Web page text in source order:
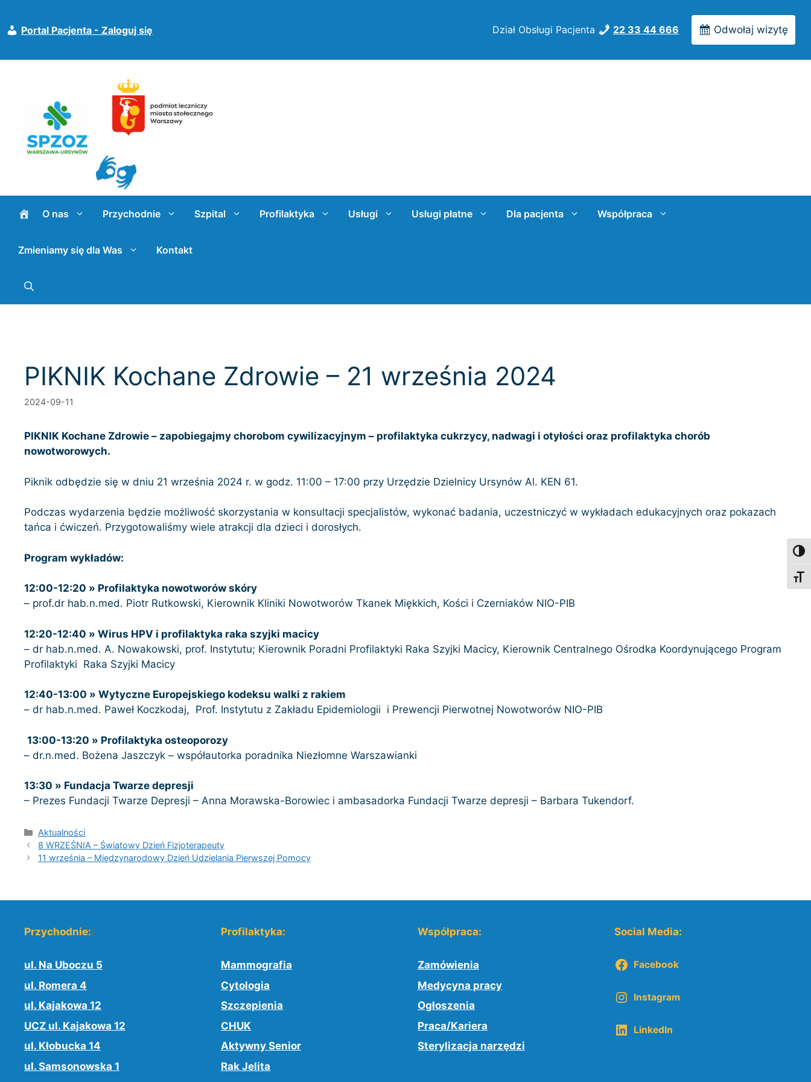
treści
Dział Obsługi Pacjenta 22 33 44 666 Odwołaj wizytę
Portal Pacjenta - Zaloguj się
O nas Przychodnie Szpital Profilaktyka Usługi Usługi płatne Dla pacjenta Współpraca
Zmieniamy się dla Was Kontakt
PIKNIK Kochane Zdrowie – 21 września 2024
2024-09-11
PIKNIK Kochane Zdrowie – zapobiegajmy chorobom cywilizacyjnym – profilaktyka cukrzycy, nadwagi i otyłości oraz profilaktyka chorób
nowotworowych.
Piknik odbędzie się w dniu 21 września 2024 r. w godz. 11:00 – 17:00 przy Urzędzie Dzielnicy Ursynów Al. KEN 61.
Podczas wydarzenia będzie możliwość skorzystania w konsultacji specjalistów, wykonać badania, uczestniczyć w wykładach edukacyjnych oraz pokazach
tańca i ćwiczeń. Przygotowaliśmy wiele atrakcji dla dzieci i dorosłych.
Program wykładów:
12:00-12:20 » Profilaktyka nowotworów skóry
– prof.dr hab.n.med. Piotr Rutkowski, Kierownik Kliniki Nowotworów Tkanek Miękkich, Kości i Czerniaków NIO-PIB
12:20-12:40 » Wirus HPV i profilaktyka raka szyjki macicy
– dr hab.n.med. A. Nowakowski, prof. Instytutu; Kierownik Poradni Profilaktyki Raka Szyjki Macicy, Kierownik Centralnego Ośrodka Koordynującego Program
Profilaktyki Raka Szyjki Macicy
12:40-13:00 » Wytyczne Europejskiego kodeksu walki z rakiem
– dr hab.n.med. Paweł Koczkodaj, Prof. Instytutu z Zakładu Epidemiologii i Prewencji Pierwotnej Nowotworów NIO-PIB
13:00-13:20 » Profilaktyka osteoporozy
– dr.n.med. Bożena Jaszczyk – współautorka poradnika Niezłomne Warszawianki
13:30 » Fundacja Twarze depresji
– Prezes Fundacji Twarze Depresji – Anna Morawska-Borowiec i ambasadorka Fundacji Twarze depresji – Barbara Tukendorf.
Kategorie
Aktualności
8 WRZEŚNIA – Światowy Dzień Fizjoterapeuty
11 września – Międzynarodowy Dzień Udzielania Pierwszej Pomocy
Przychodnie:
ul. Na Uboczu 5
ul. Romera 4
ul. Kajakowa 12
UCZ ul. Kajakowa 12
ul. Kłobucka 14
ul. Samsonowska 1
Profilaktyka:
Mammografia
Cytologia
Szczepienia
CHUK
Aktywny Senior
Rak Jelita
Współpraca:
Zamówienia
Medycyna pracy
Ogłoszenia
Praca/Kariera
Sterylizacja narzędzi
Social Media:
Facebook
Instagram
LinkedIn